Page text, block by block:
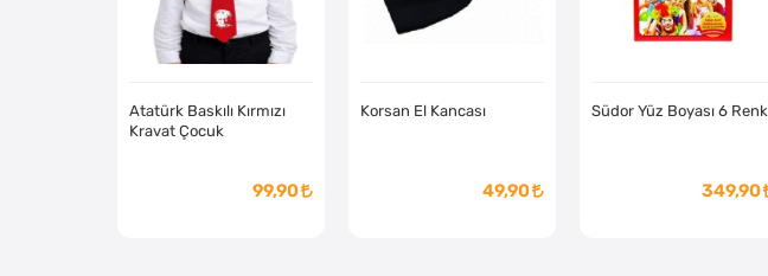
Atatürk Baskılı Kırmızı
Kravat Çocuk
99,90
Korsan El Kancası
49,90
Südor Yüz Boyası 6 Renk
349,90